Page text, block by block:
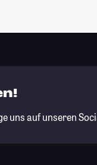
uns auf unseren